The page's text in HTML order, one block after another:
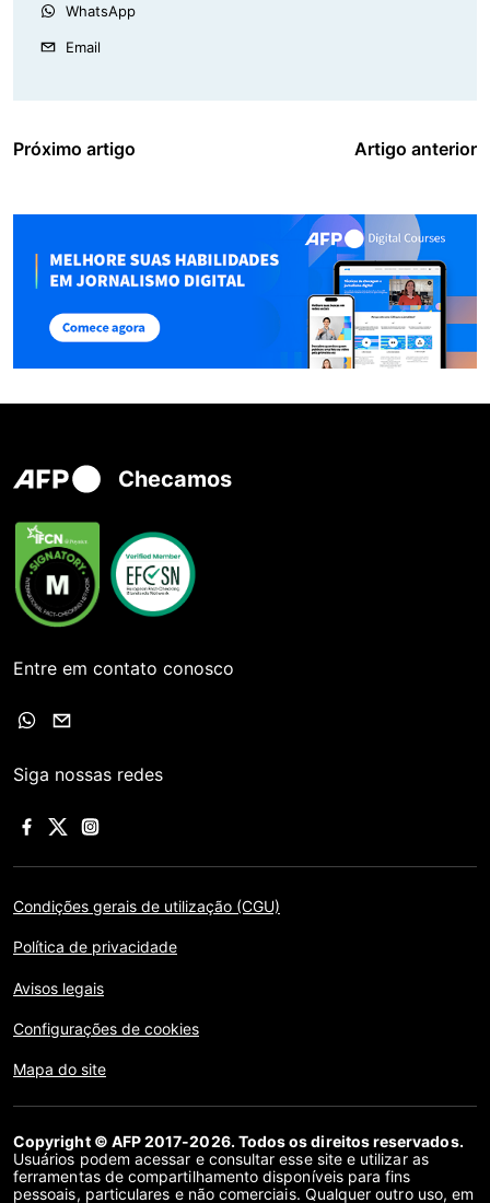
WhatsApp
Email
Próximo artigo Artigo anterior
Checamos
Entre em contato conosco
Siga nossas redes
Condições gerais de utilização (CGU)
Política de privacidade
Avisos legais
Configurações de cookies
Mapa do site
Copyright © AFP 2017-2026. Todos os direitos reservados.
Usuários podem acessar e consultar esse site e utilizar as
ferramentas de compartilhamento disponíveis para fins
pessoais, particulares e não comerciais. Qualquer outro uso, em